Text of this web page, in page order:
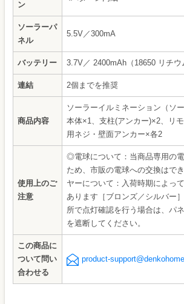
ン
ソーラーパ
ネル
5.5V／300mA
バッテリー 3.7V／ 2400mAh（18650 リチウ
連結 2個までを推奨
商品内容
ソーラーイルミネーション（ソ
本体×1、支柱(アンカー)×2、リ
用ネジ・壁面アンカー×各2
使用上のご
注意
◎電球について：当商品専用の
ため、市販の電球への交換はで
ヤーについて：入荷時期によっ
あります［ブロンズ／シルバー
所で点灯確認を行う場合は、パ
を遮断してください。
この商品に
ついて問い
合わせる
product-